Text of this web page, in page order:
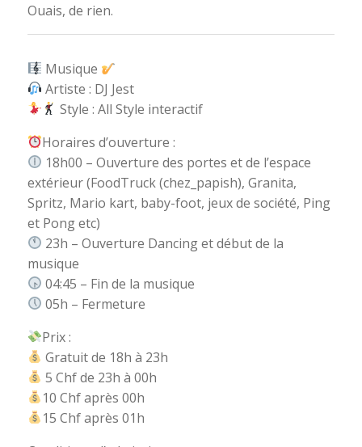
Ouais, de rien.
Musique
Artiste : DJ Jest
Style : All Style interactif
Horaires d’ouverture :
18h00 – Ouverture des portes et de l’espace
extérieur (FoodTruck (chez_papish), Granita,
Spritz, Mario kart, baby-foot, jeux de société, Ping
et Pong etc)
23h – Ouverture Dancing et début de la
musique
04:45 – Fin de la musique
05h – Fermeture
Prix :
Gratuit de 18h à 23h
5 Chf de 23h à 00h
10 Chf après 00h
15 Chf après 01h